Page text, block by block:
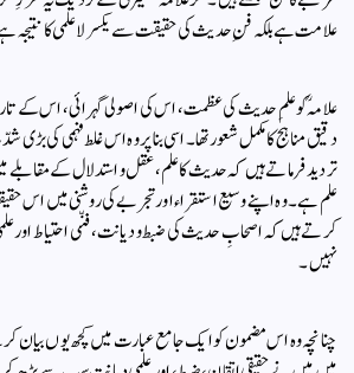
علامت ہے بلکہ فنِ حدیث کی حقیقت سے یکسر لاعلمی کا نتیجہ
علامہؒ کو علمِ حدیث کی عظمت، اس کی اصولی گہرائی، اس کے
دقیق مناہج کا مکمل شعور تھا۔ اسی بنا پر وہ اس غلط فہمی کی
تردید فرماتے ہیں کہ حدیث کا علم، عقل و استدلال کے مقابلے
علم ہے۔ وہ اپنے وسیع استقراء اور تجربے کی روشنی میں اس
کرتے ہیں کہ اصحابِ حدیث کی ضبط و دیانت، فنّی احتیاط اور
نہیں۔
چنانچہ وہ اس مضمون کو ایک جامع عبارت میں کچھ یوں